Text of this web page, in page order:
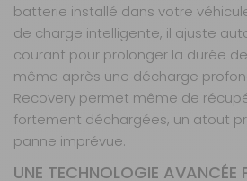
batterie installé dans votre
de charge intelligente, il ajuste
courant pour prolonger la durée
même après une décharge
Recovery permet même de
fortement déchargées, un atout
panne imprévue.
UNE TECHNOLOGIE AVANCÉE